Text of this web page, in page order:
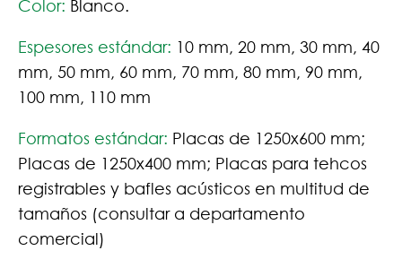
Color: Blanco.
Espesores estándar: 10 mm, 20 mm, 30 mm, 40
mm, 50 mm, 60 mm, 70 mm, 80 mm, 90 mm,
100 mm, 110 mm
Formatos estándar: Placas de 1250x600 mm;
Placas de 1250x400 mm; Placas para tehcos
registrables y bafles acústicos en multitud de
tamaños (consultar a departamento
comercial)